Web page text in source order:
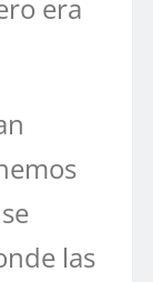
era
las